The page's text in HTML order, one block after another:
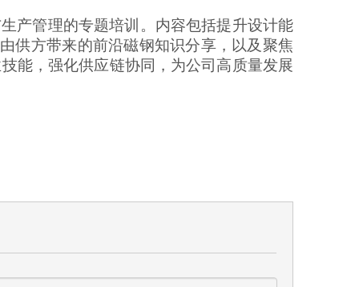
产管理的专题培训。内容包括提升设计能
供方带来的前沿磁钢知识分享，以及聚焦
能，强化供应链协同，为公司高质量发展